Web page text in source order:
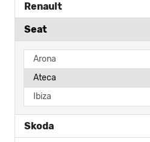
Renault
Seat
Arona
Ateca
Ibiza
Skoda